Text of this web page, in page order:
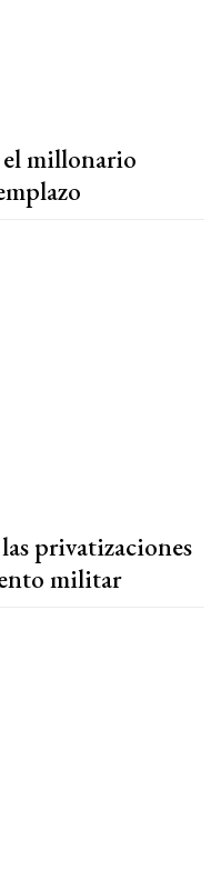
el millonario
privatizaciones
militar